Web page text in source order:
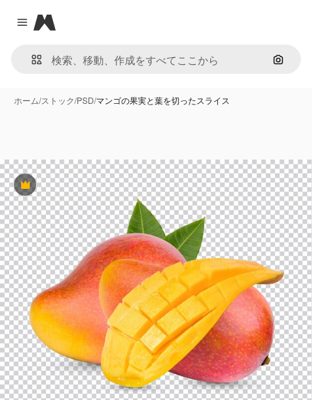
Close menu
Magnific
画像で
ホーム/ストック/PSD/マンゴの果実と葉を切ったスライス
Premium